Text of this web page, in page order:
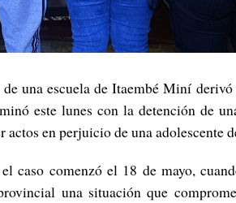
una escuela de Itaembé Miní
este lunes con la detención de
actos en perjuicio de una adolescente
caso comenzó el 18 de mayo,
una situación que